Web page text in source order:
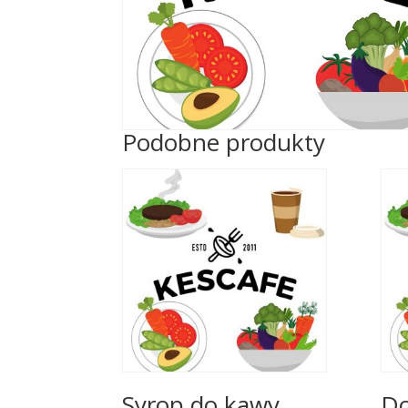
Podobne produkty